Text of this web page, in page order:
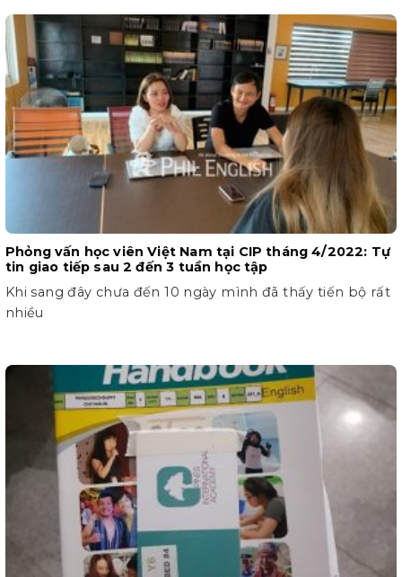
Phỏng vấn học viên Việt Nam tại CIP tháng 4/2022: Tự
tin giao tiếp sau 2 đến 3 tuần học tập
Khi sang đây chưa đến 10 ngày mình đã thấy tiến bộ rất
nhiều